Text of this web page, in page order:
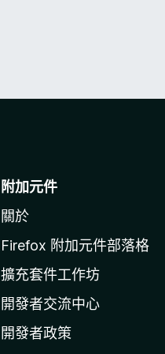
附加元件
關於
Firefox 附加元件部落格
擴充套件工作坊
開發者交流中心
開發者政策